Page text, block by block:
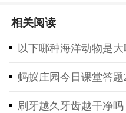
相关阅读
以下哪种海洋动物是
蚂蚁庄园今日课堂答
刷牙越久牙齿越干净